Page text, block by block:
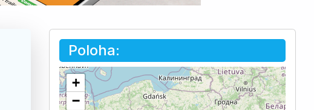
Poloha:
+
−